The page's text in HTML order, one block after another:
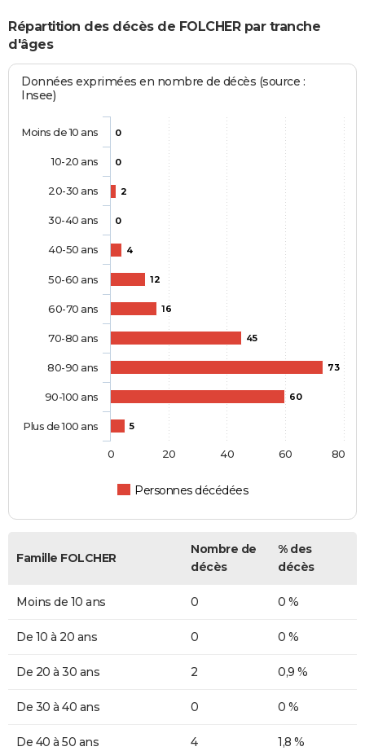
Répartition des décès de FOLCHER par tranche
d'âges
Données exprimées en nombre de décès (source :
Insee)
0
0
2
0
4
12
16
45
73
60
5
Personnes décédées
Moins de 10 ans
10-20 ans
20-30 ans
30-40 ans
40-50 ans
50-60 ans
60-70 ans
70-80 ans
80-90 ans
90-100 ans
Plus de 100 ans
0 20 40 60 80
Famille FOLCHER
Nombre de
décès
% des
décès
Moins de 10 ans 0 0 %
De 10 à 20 ans 0 0 %
De 20 à 30 ans 2 0,9 %
De 30 à 40 ans 0 0 %
De 40 à 50 ans 4 1,8 %